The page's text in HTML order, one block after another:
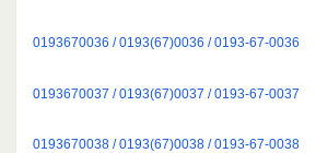
0193670036 / 0193(67)0036 / 0193-67-0036
0193670037 / 0193(67)0037 / 0193-67-0037
0193670038 / 0193(67)0038 / 0193-67-0038